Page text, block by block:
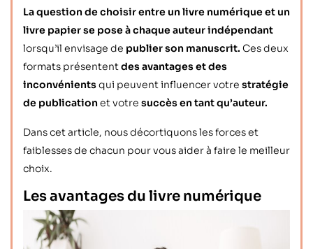
La question de choisir entre un livre numérique et un
livre papier se pose à chaque auteur indépendant
lorsqu’il envisage de publier son manuscrit. Ces deux
formats présententdes avantages et des
inconvénientsqui peuvent influencer votre stratégie
de publicationet votre succès en tant qu’auteur.
Dans cet article, nous décortiquons les forces et
faiblesses de chacun pour vous aider à faire le meilleur
choix.
Les avantages du livre numérique